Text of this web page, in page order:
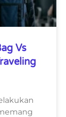
Vs